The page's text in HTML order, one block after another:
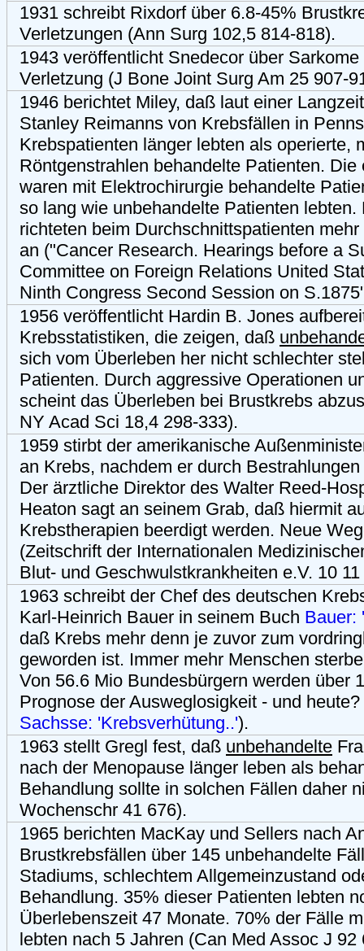
1931 schreibt Rixdorf über 6.8-45%
Verletzungen (Ann Surg 102,5 814-818).
1943 veröffentlicht Snedecor über
Verletzung (J Bone Joint Surg Am 25 907-
1946 berichtet Miley, daß laut einer
Stanley Reimanns von Krebsfällen in
Krebspatienten länger lebten als operierte,
Röntgenstrahlen behandelte Patienten. Die
waren mit Elektrochirurgie behandelte
so lang wie unbehandelte Patienten
richteten beim Durchschnittspatienten
an ("Cancer Research. Hearings before a
Committee on Foreign Relations United
Ninth Congress Second Session on
1956 veröffentlicht Hardin B. Jones
Krebsstatistiken, die zeigen, daß
sich vom Überleben her nicht schlechter
Patienten. Durch aggressive Operationen
scheint das Überleben bei Brustkrebs
NY Acad Sci 18,4 298-333).
1959 stirbt der amerikanische
an Krebs, nachdem er durch
Der ärztliche Direktor des Walter Reed-
Heaton sagt an seinem Grab, daß hiermit
Krebstherapien beerdigt werden. Neue
(Zeitschrift der Internationalen
Blut- und Geschwulstkrankheiten e.V. 10 11
1963 schreibt der Chef des deutschen
Karl-Heinrich Bauer in seinem Buch Bauer:
daß Krebs mehr denn je zuvor zum
geworden ist. Immer mehr Menschen
Von 56.6 Mio Bundesbürgern werden über
Prognose der Ausweglosigkeit - und
Sachsse: 'Krebsverhütung..').
1963 stellt Gregl fest, daß unbehandelte
nach der Menopause länger leben als
Behandlung sollte in solchen Fällen daher
Wochenschr 41 676).
1965 berichten MacKay und Sellers nach
Brustkrebsfällen über 145 unbehandelte
Stadiums, schlechtem Allgemeinzustand
Behandlung. 35% dieser Patienten lebten
Überlebenszeit 47 Monate. 70% der Fälle
lebten nach 5 Jahren (Can Med Assoc J 92